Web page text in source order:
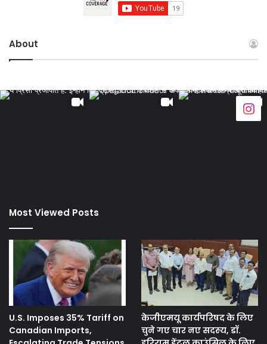
About
Most Viewed Posts
U.S. Imposes 35% Tariff on
Canadian Imports,
केजीएमयू कार्यपरिषद के लिए
चुने गए चार नए सदस्‍य, डॉ.